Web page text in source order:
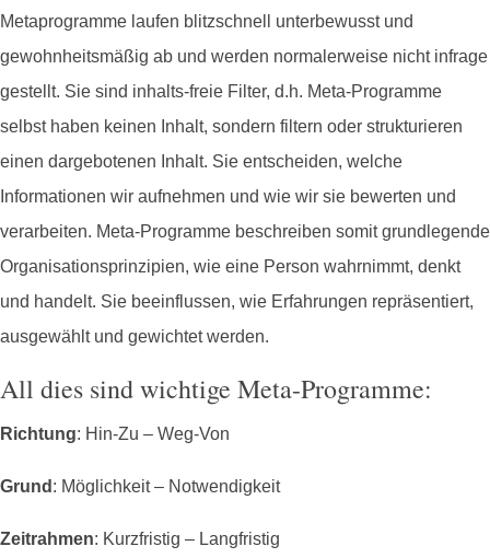
Metaprogramme laufen blitzschnell unterbewusst und
gewohnheitsmäßig ab und werden normalerweise nicht infrage
gestellt. Sie sind inhalts-freie Filter, d.h. Meta-Programme
selbst haben keinen Inhalt, sondern filtern oder strukturieren
einen dargebotenen Inhalt. Sie entscheiden, welche
Informationen wir aufnehmen und wie wir sie bewerten und
verarbeiten. Meta-Programme beschreiben somit grundlegende
Organisationsprinzipien, wie eine Person wahrnimmt, denkt
und handelt. Sie beeinflussen, wie Erfahrungen repräsentiert,
ausgewählt und gewichtet werden.
All dies sind wichtige Meta-Programme:
Richtung: Hin-Zu – Weg-Von
Grund : Möglichkeit – Notwendigkeit
Zeitrahmen: Kurzfristig – Langfristig